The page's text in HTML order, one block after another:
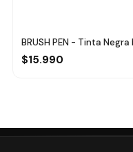
BRUSH PEN - Tinta
$15.990